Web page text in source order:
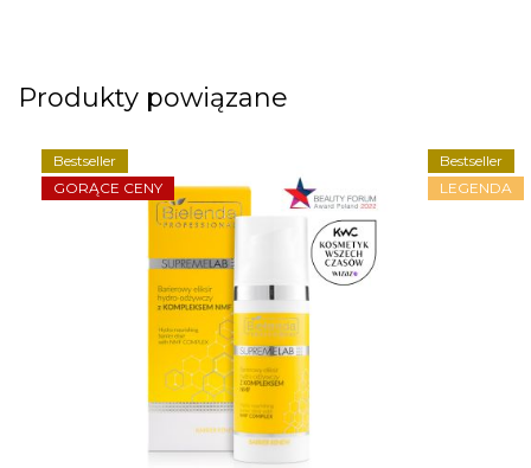
Produkty powiązane
Bestseller
GORĄCE CENY
Bestseller
LEGENDA